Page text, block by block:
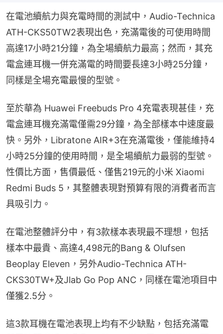
在電池續航力與充電時間的測試中，Audio-Technica
ATH-CKS50TW2表現出色，充滿電後的可使用時間
高達17小時21分鐘，為全場續航力最高；然而，其充
電盒連耳機一併充滿電的時間要長達3小時25分鐘，
同樣是全場充電最慢的型號。
至於華為 Huawei Freebuds Pro 4充電表現甚佳，充
電盒連耳機充滿電僅需29分鐘，為全部樣本中速度最
快。另外，Libratone AIR+3在充滿電後，僅能維持4
小時25分鐘的使用時間，是全場續航力最弱的型號。
性價比方面，售價最低、僅售219元的小米 Xiaomi
Redmi Buds 5，其整體表現對預算有限的消費者而言
具吸引力。
在電池整體評分中，有3款樣本表現最不理想，包括
樣本中最貴、高達4,498元的Bang & Olufsen
Beoplay Eleven，另外Audio-Technica ATH-
CKS30TW+及Jlab Go Pop ANC，同樣在電池項目中
僅獲2.5分。
這3款耳機在電池表現上均有不少缺點，包括充滿電